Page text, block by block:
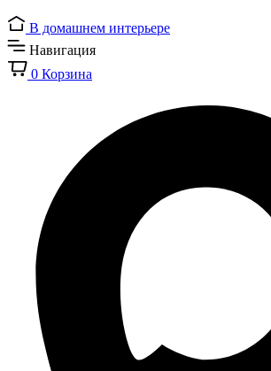
В домашнем интерьере
Навигация
0 Корзина